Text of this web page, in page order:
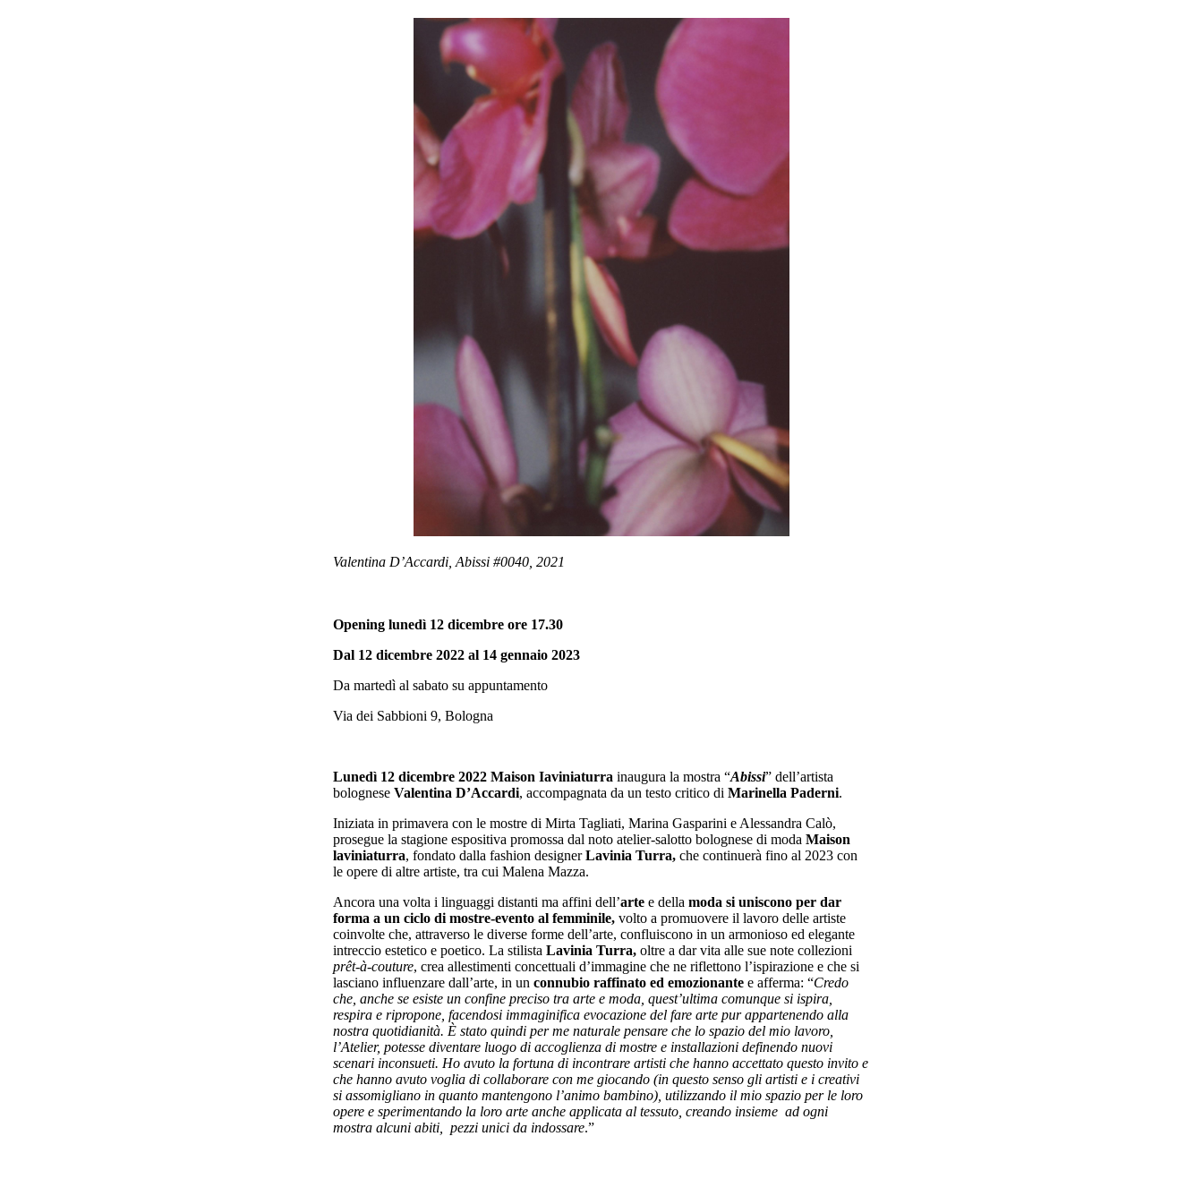
Valentina D’Accardi, Abissi #0040, 2021
Opening lunedì 12 dicembre ore 17.30
Dal 12 dicembre 2022 al 14 gennaio 2023
Da martedì al sabato su appuntamento
Via dei Sabbioni 9, Bologna
Lunedì 12 dicembre 2022 Maison Iaviniaturra inaugura la mostra “Abissi” dell’artista
bolognese Valentina D’Accardi, accompagnata da un testo critico di Marinella Paderni.
Iniziata in primavera con le mostre di Mirta Tagliati, Marina Gasparini e Alessandra Calò,
prosegue la stagione espositiva promossa dal noto atelier-salotto bolognese di moda Maison
laviniaturra, fondato dalla fashion designerLavinia Turra, che continuerà fino al 2023 con
le opere di altre artiste, tra cui Malena Mazza.
Ancora una volta i linguaggi distanti ma affini dell’arte e della moda si uniscono per dar
forma a un ciclo di mostre-evento al femminile, volto a promuovere il lavoro delle artiste
coinvolte che, attraverso le diverse forme dell’arte, confluiscono in un armonioso ed elegante
intreccio estetico e poetico. La stilista Lavinia Turra, oltre a dar vita alle sue note collezioni
prêt-à-couture, crea allestimenti concettuali d’immagine che ne riflettono l’ispirazione e che si
lasciano influenzare dall’arte, in un connubio raffinato ed emozionante e afferma: “Credo
che, anche se esiste un confine preciso tra arte e moda, quest’ultima comunque si ispira,
respira e ripropone, facendosi immaginifica evocazione del fare arte pur appartenendo alla
nostra quotidianità. Ѐ stato quindi per me naturale pensare che lo spazio del mio lavoro,
l’Atelier, potesse diventare luogo di accoglienza di mostre e installazioni definendo nuovi
scenari inconsueti. Ho avuto la fortuna di incontrare artisti che hanno accettato questo invito e
che hanno avuto voglia di collaborare con me giocando (in questo senso gli artisti e i creativi
si assomigliano in quanto mantengono l’animo bambino), utilizzando il mio spazio per le loro
opere e sperimentando la loro arte anche applicata al tessuto, creando insieme ad ogni
mostra alcuni abiti, pezzi unici da indossare.”